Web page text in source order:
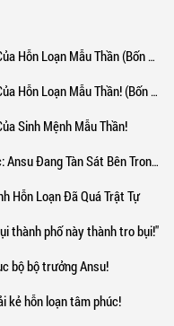
Loạn Mẫu Thần (Bốn Ngàn Chữ) (1)
Loạn Mẫu Thần! (Bốn Ngàn Chữ) (2)
Sinh Mệnh Mẫu Thần!
Đang Tàn Sát Bên Trong?
Hỗn Loạn Đã Quá Trật Tự
thành phố này thành tro bụi!"
bộ bộ trưởng Ansu!
kẻ hỗn loạn tâm phúc!